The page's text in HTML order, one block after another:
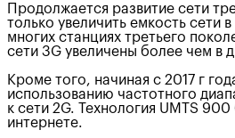
Продолжается развитие сети
только увеличить емкость сети
многих станциях третьего
сети 3G увеличены более чем в
Кроме того, начиная с 2017 г
использованию частотного
к сети 2G. Технология UMTS
интернете.